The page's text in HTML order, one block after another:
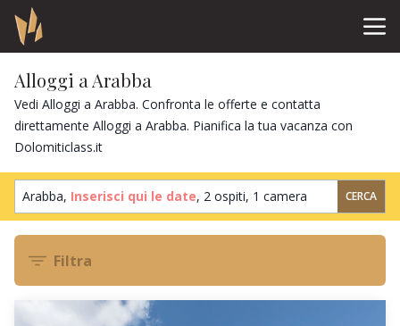
Alloggi a Arabba
Vedi Alloggi a Arabba. Confronta le offerte e contatta
direttamente Alloggi a Arabba. Pianifica la tua vacanza con
Dolomiticlass.it
Arabba, Inserisci qui le date, 2 ospiti, 1 camera CERCA
Filtra